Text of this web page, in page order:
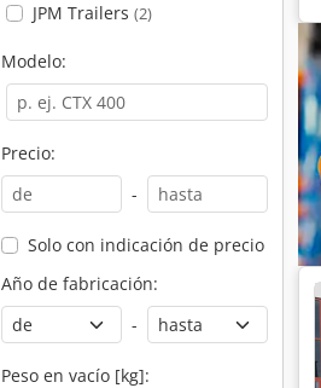
JPM Trailers (2)
Modelo:
Precio:
-
Solo con indicación de precio
Año de fabricación:
-
Peso en vacío [kg]: